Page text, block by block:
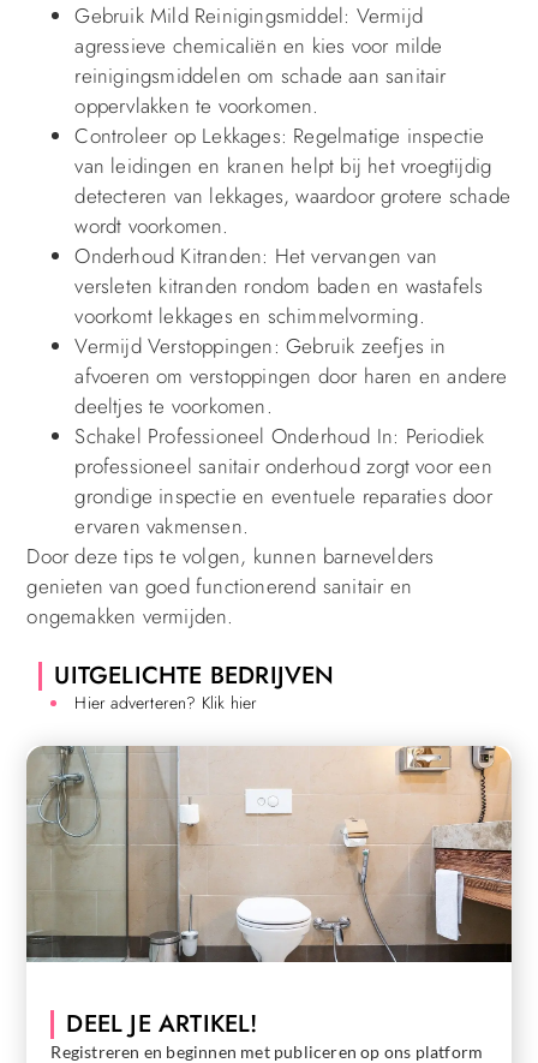
Gebruik Mild Reinigingsmiddel: Vermijd
agressieve chemicaliën en kies voor milde
reinigingsmiddelen om schade aan sanitair
oppervlakken te voorkomen.
Controleer op Lekkages: Regelmatige inspectie
van leidingen en kranen helpt bij het vroegtijdig
detecteren van lekkages, waardoor grotere schade
wordt voorkomen.
Onderhoud Kitranden: Het vervangen van
versleten kitranden rondom baden en wastafels
voorkomt lekkages en schimmelvorming.
Vermijd Verstoppingen: Gebruik zeefjes in
afvoeren om verstoppingen door haren en andere
deeltjes te voorkomen.
Schakel Professioneel Onderhoud In: Periodiek
professioneel sanitair onderhoud zorgt voor een
grondige inspectie en eventuele reparaties door
ervaren vakmensen.
Door deze tips te volgen, kunnen barnevelders
genieten van goed functionerend sanitair en
ongemakken vermijden.
UITGELICHTE BEDRIJVEN
Hier adverteren? Klik hier
DEEL JE ARTIKEL!
Registreren en beginnen met publiceren op ons platform